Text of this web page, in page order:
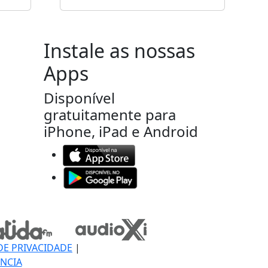
Instale as nossas
Apps
Disponível
gratuitamente para
iPhone, iPad e Android
PRIVACIDADE |